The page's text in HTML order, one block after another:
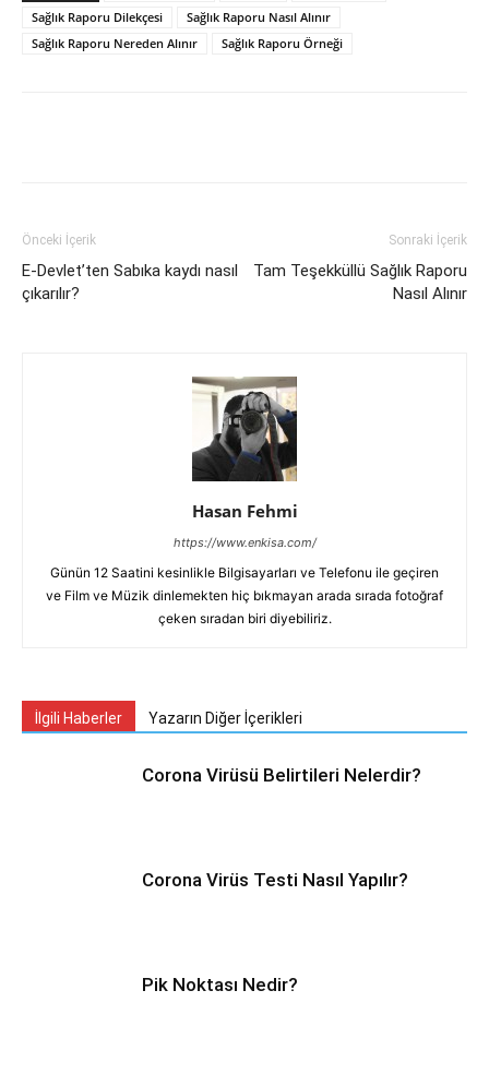
Sağlık Raporu Dilekçesi
Sağlık Raporu Nasıl Alınır
Sağlık Raporu Nereden Alınır
Sağlık Raporu Örneği
Önceki İçerik
E-Devlet’ten Sabıka kaydı nasıl
çıkarılır?
Sonraki İçerik
Tam Teşekküllü Sağlık Raporu
Nasıl Alınır
Hasan Fehmi
https://www.enkisa.com/
Günün 12 Saatini kesinlikle Bilgisayarları ve Telefonu ile geçiren
ve Film ve Müzik dinlemekten hiç bıkmayan arada sırada fotoğraf
çeken sıradan biri diyebiliriz.
İlgili Haberler Yazarın Diğer İçerikleri
Corona Virüsü Belirtileri Nelerdir?
Corona Virüs Testi Nasıl Yapılır?
Pik Noktası Nedir?